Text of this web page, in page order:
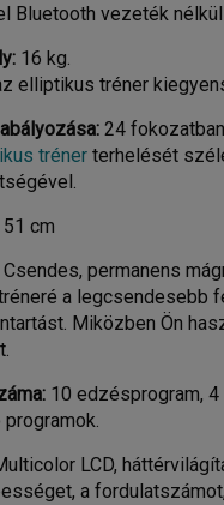
Bluetooth vezeték
16 kg.
elliptikus tréner
24
tréner terhelését
51 cm
Csendes, permanens
a legcsendesebb
Miközben Ön
10 edzésprogram, 4
LCD,
a